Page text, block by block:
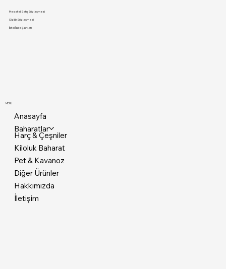
Mesafeli Satış Sözleşmesi
Gizlilik Sözleşmesi
İptal İade Şartları
MENÜ
Anasayfa
Baharatlar
Harç & Çeşniler
Kiloluk Baharat
Pet & Kavanoz
Diğer Ürünler
Hakkımızda
İletişim